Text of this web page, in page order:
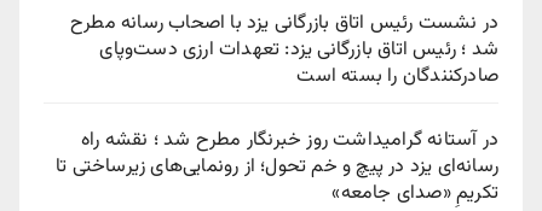
در نشست رئیس اتاق بازرگانی یزد با اصحاب رسانه مطرح
شد ؛ رئیس اتاق بازرگانی یزد: تعهدات ارزی دست‌وپای
صادرکنندگان را بسته است
در آستانه گرامیداشت روز خبرنگار مطرح شد ؛ نقشه راه
رسانه‌ای یزد در پیچ‌ و خم تحول؛ از رونمایی‌های زیرساختی تا
تکریمِ «صدای جامعه»